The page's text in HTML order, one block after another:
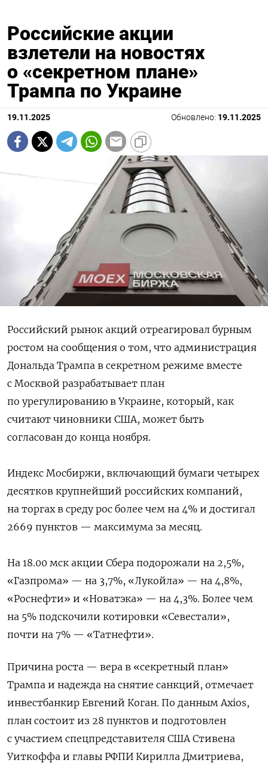
Российские акции
взлетели на новостях
о «секретном плане»
Трампа по Украине
19.11.2025 Обновлено: 19.11.2025
Российский рынок акций отреагировал бурным
ростом на сообщения о том, что администрация
Дональда Трампа в секретном режиме вместе
с Москвой разрабатывает план
по урегулированию в Украине, который, как
считают чиновники США, может быть
согласован до конца ноября.
Индекс Мосбиржи, включающий бумаги четырех
десятков крупнейший российских компаний,
на торгах в среду рос более чем на 4% и достигал
2669 пунктов — максимума за месяц.
На 18.00 мск акции Сбера подорожали на 2,5%,
«Газпрома» — на 3,7%, «Лукойла» — на 4,8%,
«Роснефти» и «Новатэка» — на 4,3%. Более чем
на 5% подскочили котировки «Севестали»,
почти на 7% — «Татнефти».
Причина роста — вера в «секретный план»
Трампа и надежда на снятие санкций, отмечает
инвестбанкир Евгений Коган. По данным Axios,
план состоит из 28 пунктов и подготовлен
с участием спецпредставителя США Стивена
Уиткоффа и главы РФПИ Кирилла Дмитриева,